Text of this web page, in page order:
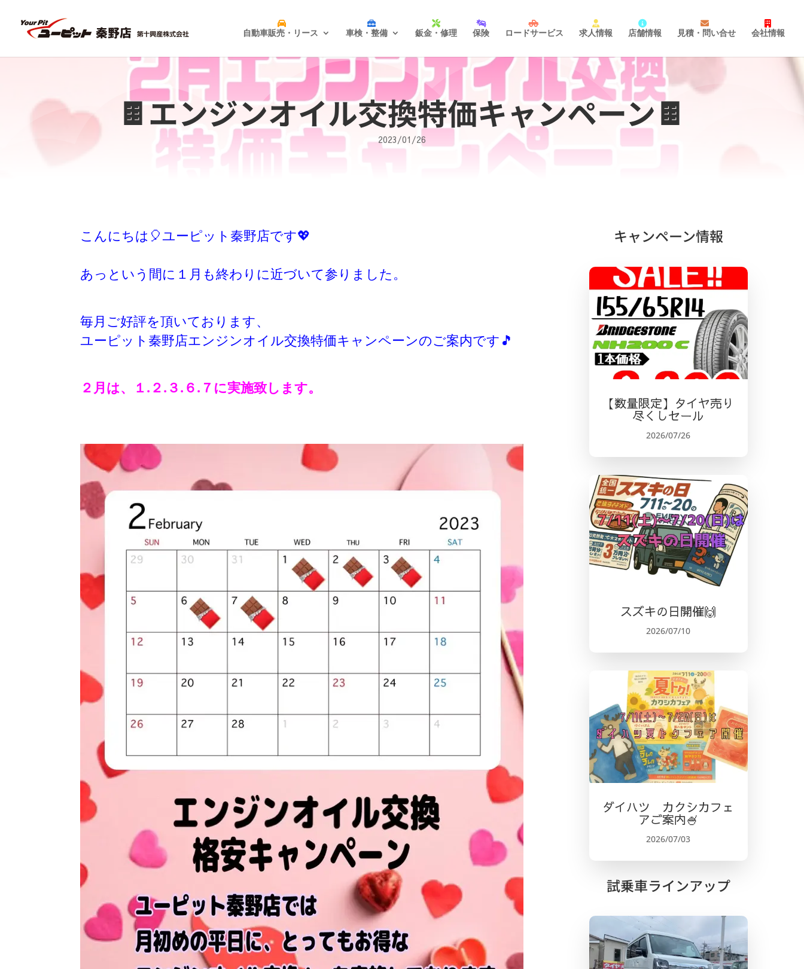
自動車販売・リース 車検・整備 鈑金・修理 保険 ロードサービス 求人情報 店舗情報 見積・問い合せ 会社情報
🍫エンジンオイル交換特価キャンペーン🍫
2023/01/26
こんにちは🎈ユーピット秦野店です💖
あっという間に１月も終わりに近づいて参りました。
毎月ご好評を頂いております、
ユーピット秦野店エンジンオイル交換特価キャンペーンのご案内です🎵
２月は、１.２.３.６.７に実施致します。
キャンペーン情報
【数量限定】タイヤ売り
尽くしセール
2026/07/26
スズキの日開催🙌
2026/07/10
ダイハツ カクシカフェ
アご案内🍧
2026/07/03
試乗車ラインアップ